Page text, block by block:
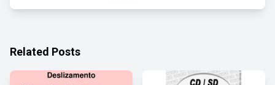
Related Posts